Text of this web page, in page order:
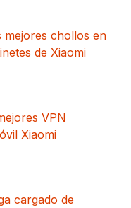
mejores chollos en
de Xiaomi
VPN
Xiaomi
cargado de